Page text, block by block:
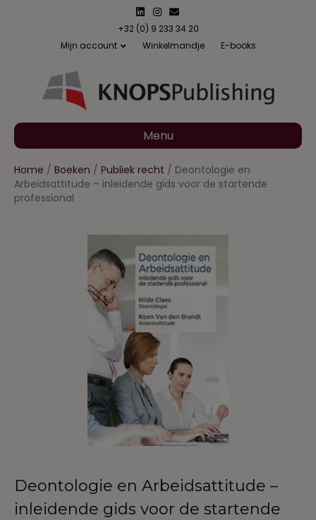
n
n
s
a
m
m
a
l
+32 (0) 9 233 34 20
Mijn account
Winkelmandje E-books
Menu
Home / Boeken / Publiek recht / Deontologie en
Arbeidsattitude – inleidende gids voor de startende
professional
Deontologie en Arbeidsattitude –
inleidende gids voor de startende